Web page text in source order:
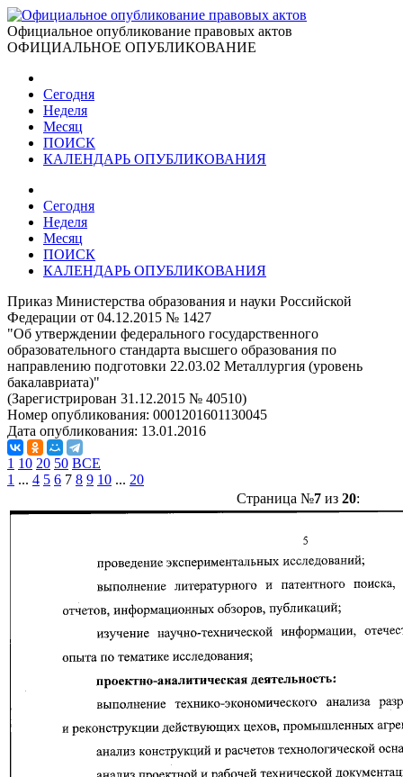
Официальное опубликование правовых актов
ОФИЦИАЛЬНОЕ ОПУБЛИКОВАНИЕ
Сегодня
Неделя
Месяц
ПОИСК
КАЛЕНДАРЬ ОПУБЛИКОВАНИЯ
Сегодня
Неделя
Месяц
ПОИСК
КАЛЕНДАРЬ ОПУБЛИКОВАНИЯ
Приказ Министерства образования и науки Российской
Федерации от 04.12.2015 № 1427
"Об утверждении федерального государственного
образовательного стандарта высшего образования по
направлению подготовки 22.03.02 Металлургия (уровень
бакалавриата)"
(Зарегистрирован 31.12.2015 № 40510)
Номер опубликования: 0001201601130045
Дата опубликования: 13.01.2016
1 10 20 50 ВСЕ
1 ... 4 5 6 7 8 9 10 ... 20
Страница №7из 20: